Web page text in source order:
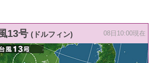
13号 (ドルフィン) 08日10:00現在